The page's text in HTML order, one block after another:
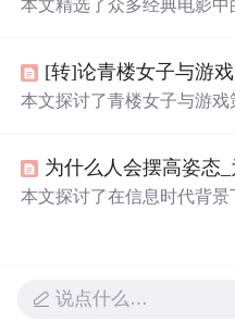
本文精选了众多经典电影
事。[转]论青楼女子与游
本文探讨了青楼女子与游
的挑战和追求的理想。
为什么人会摆高姿态
本文探讨了在信息时代背景
批判强制合群对心理健康
在技术驱动的知识经济中建
说点什么…